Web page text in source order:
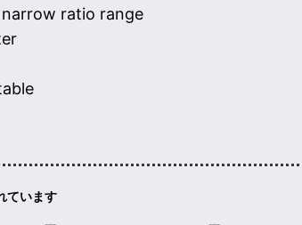
ratio range
ています